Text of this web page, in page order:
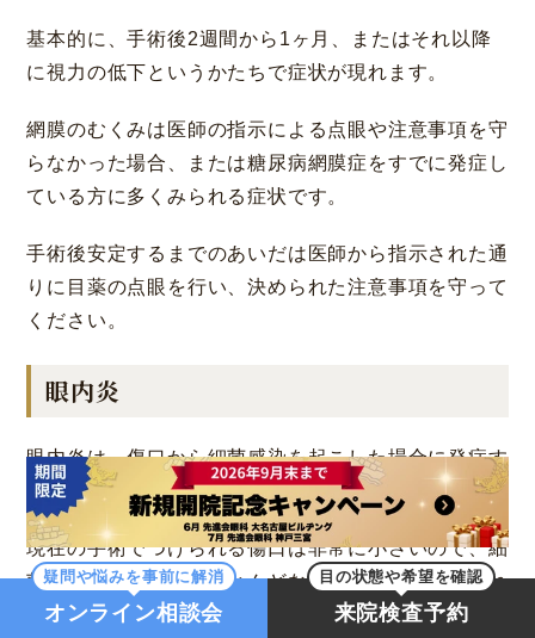
基本的に、手術後2週間から1ヶ月、またはそれ以降
に視力の低下というかたちで症状が現れます。
網膜のむくみは医師の指示による点眼や注意事項を守
らなかった場合、または糖尿病網膜症をすでに発症し
ている方に多くみられる症状です。
手術後安定するまでのあいだは医師から指示された通
りに目薬の点眼を行い、決められた注意事項を守って
ください。
眼内炎
眼内炎は、傷口から細菌感染を起こした場合に発症す
る病気のことです。
現在の手術でつけられる傷口は非常に小さいので、細
菌が入り込むこともほとんどなく、医師から決められ
た点眼と注意事項を守れば発症することはありませ
疑問や悩みを事前に解消
オンライン相談会
目の状態や希望を確認
来院検査予約